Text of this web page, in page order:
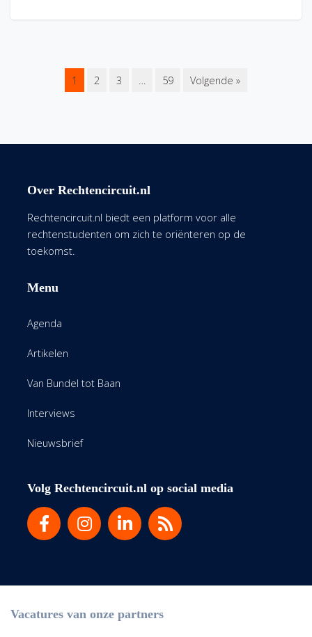
1 2 3 … 59 Volgende »
Over Rechtencircuit.nl
Rechtencircuit.nl biedt een platform voor alle
rechtenstudenten om zich te oriënteren op de
toekomst.
Menu
Agenda
Artikelen
Van Bundel tot Baan
Interviews
Nieuwsbrief
Volg Rechtencircuit.nl op social media
Vacatures van onze partners